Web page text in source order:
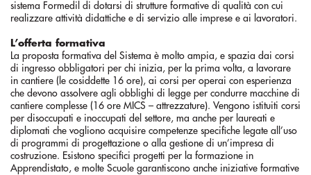
sistema Formedil di dotarsi di strutture formative di qualità con cui
realizzare attività didattiche e di servizio alle imprese e ai lavoratori.
L’offerta formativa
La proposta formativa del Sistema è molto ampia, e spazia dai corsi
di ingresso obbligatori per chi inizia, per la prima volta, a lavorare
in cantiere (le cosiddette 16 ore), ai corsi per operai con esperienza
che devono assolvere agli obblighi di legge per condurre macchine di
cantiere complesse (16 ore MICS – attrezzature). Vengono istituiti corsi
per disoccupati e inoccupati del settore, ma anche per laureati e
diplomati che vogliono acquisire competenze specifiche legate all’uso
di programmi di progettazione o alla gestione di un’impresa di
costruzione. Esistono specifici progetti per la formazione in
Apprendistato, e molte Scuole garantiscono anche iniziative formative